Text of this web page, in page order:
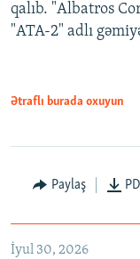
qalıb. "Albatros
"ATA-2" adlı
Ətraflı burada oxuyun
Paylaş
İyul 30, 2026